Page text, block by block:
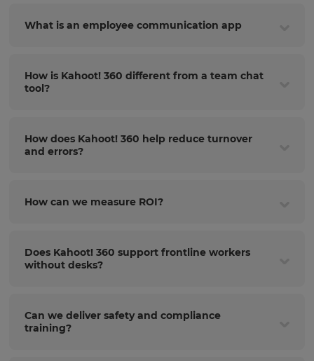
What is an employee communication app
How is Kahoot! 360 different from a team chat
tool?
How does Kahoot! 360 help reduce turnover
and errors?
How can we measure ROI?
Does Kahoot! 360 support frontline workers
without desks?
Can we deliver safety and compliance
training?